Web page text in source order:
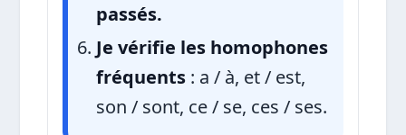
passés.
Je vérifie les homophones
fréquents : a / à, et / est,
son / sont, ce / se, ces / ses.